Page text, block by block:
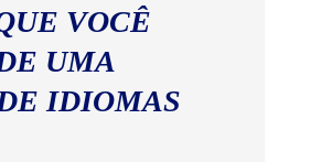
VOCÊ
UMA
IDIOMAS